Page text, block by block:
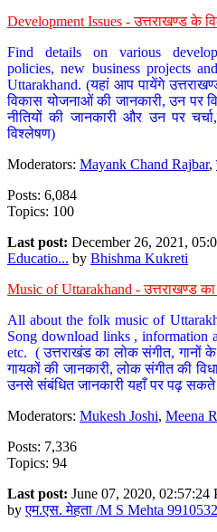
Development Issues - उत्तराखण्ड के
Find details on various
policies, new business projects
Uttarakhand. (यहां आप पायेंगे
विकास योजनाओं की जानकारी, उन पर
नीतियों की जानकारी और उन पर
विश्लेषण)
Moderators: Mayank Chand Rajbar,
Posts: 6,084
Topics: 100
Last post: December 26, 2021,
Educatio... by Bhishma Kukreti
Music of Uttarakhand - उत्तराखण्ड
All about the folk music of
Song download links , information
etc. ( उत्तराखंड का लोक संगीत, गानों
गायकों की जानकारी, लोक संगीत की
उनसे संबंधित जानकारी यहाँ पर पढ़
Moderators: Mukesh Joshi, Meena
Posts: 7,336
Topics: 94
Last post: June 07, 2020, 02:57:24
byएम.एस. मेहता /M S Mehta